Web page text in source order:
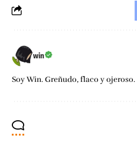
win
Soy Win. Greñudo, flaco y ojeroso.